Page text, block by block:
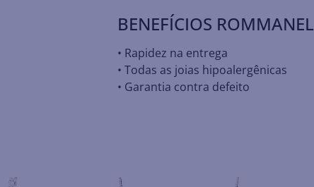
BENEFÍCIOS ROMMANEL
• Rapidez na entrega
• Todas as joias hipoalergênicas
• Garantia contra defeito